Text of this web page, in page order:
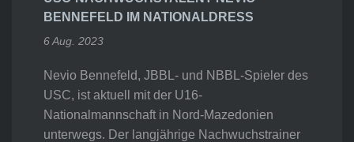
BENNEFELD IM NATIONALDRESS
6 Aug. 2023
Nevio Bennefeld, JBBL- und NBBL-Spieler des
USC, ist aktuell mit der U16-
Nationalmannschaft in Nord-Mazedonien
unterwegs. Der langjährige Nachwuchstrainer